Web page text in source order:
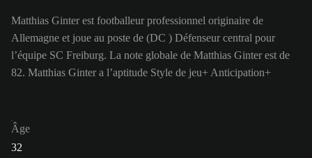
Matthias Ginter est footballeur professionnel originaire de
Allemagne et joue au poste de (DC ) Défenseur central pour
l’équipe SC Freiburg. La note globale de Matthias Ginter est de
82. Matthias Ginter a l’aptitude Style de jeu+ Anticipation+
Âge
32